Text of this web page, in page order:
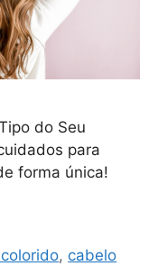
do Seu
para
forma única!
, cabelo